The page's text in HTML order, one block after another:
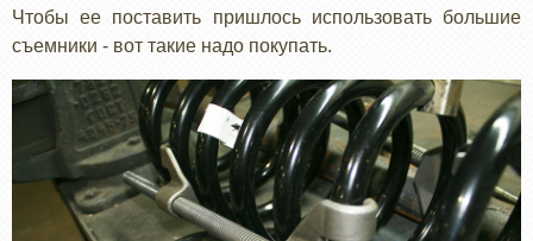
Чтобы ее поставить пришлось использовать большие
съемники - вот такие надо покупать.